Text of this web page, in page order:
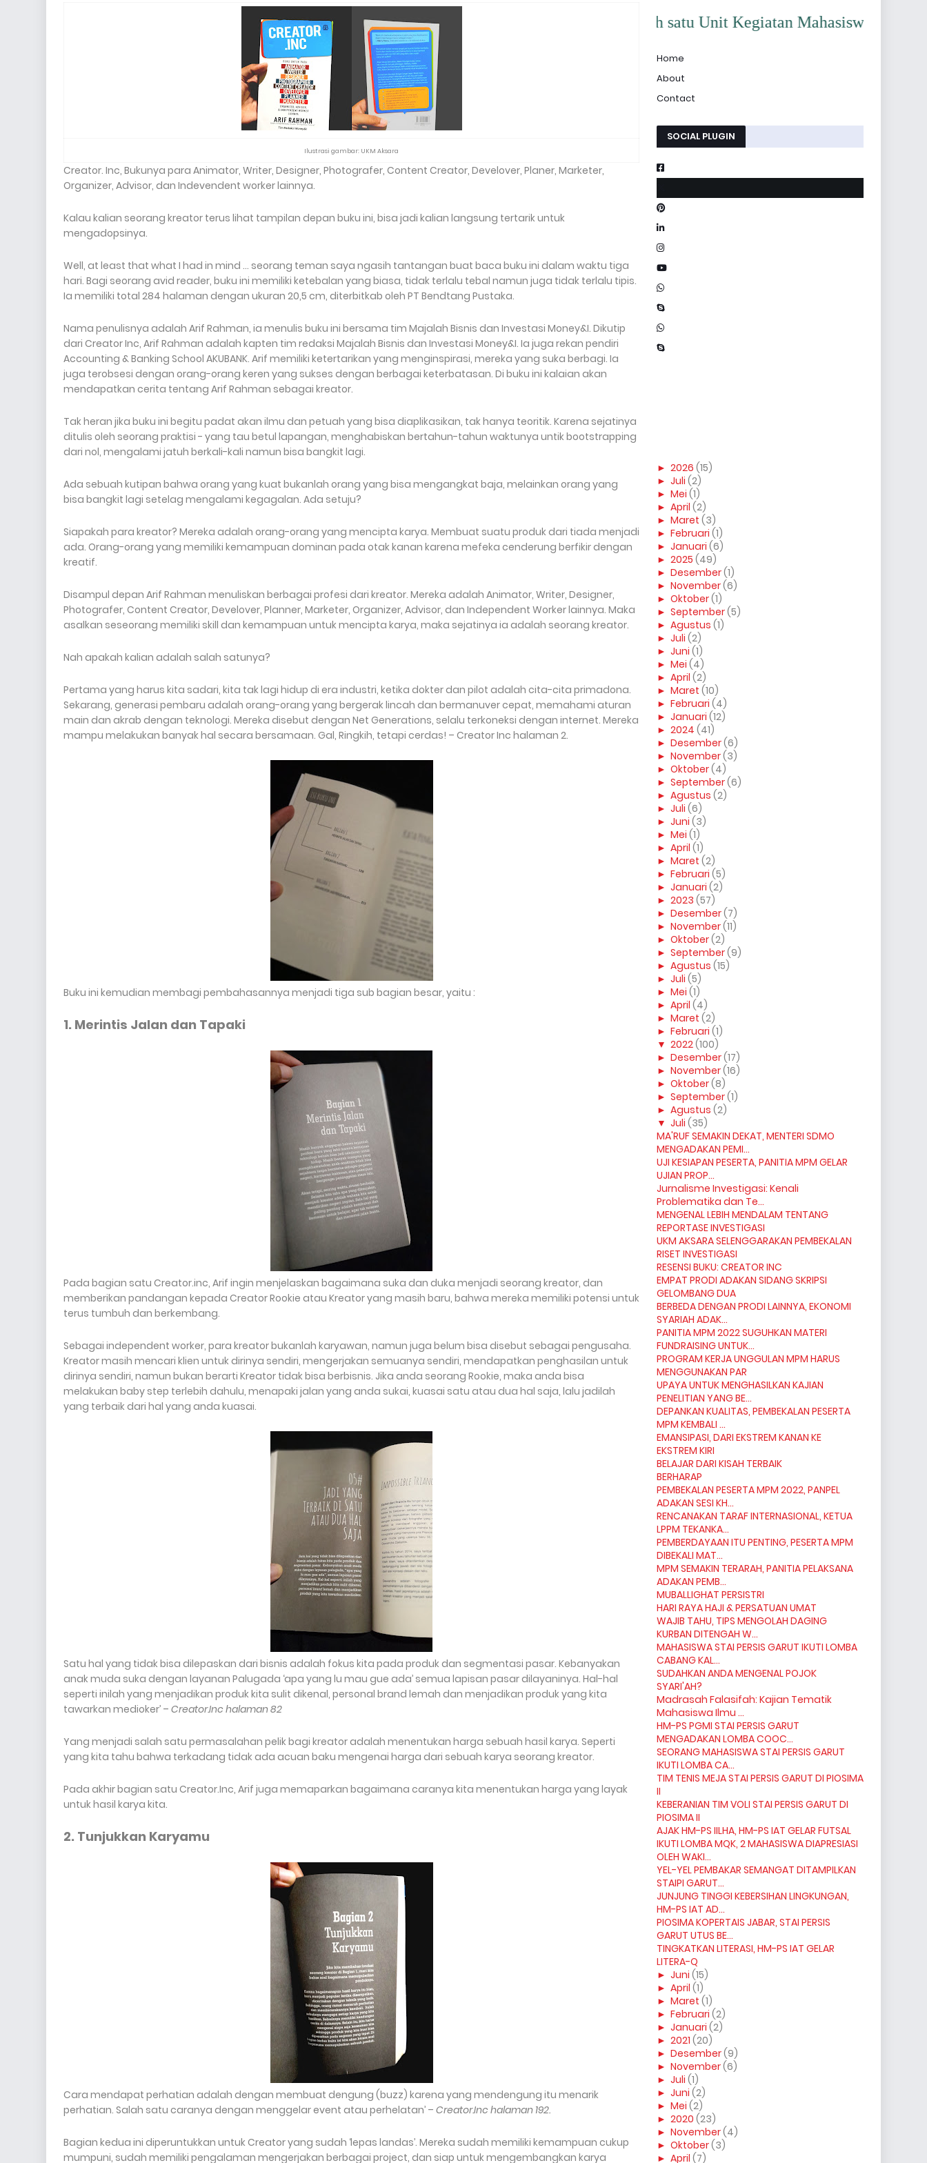
Ilustrasi gambar: UKM Aksara
Creator. Inc, Bukunya para Animator, Writer, Designer, Photografer, Content Creator, Develover, Planer, Marketer,
Organizer, Advisor, dan Indevendent worker lainnya.
Kalau kalian seorang kreator terus lihat tampilan depan buku ini, bisa jadi kalian langsung tertarik untuk
mengadopsinya.
Well, at least that what I had in mind ... seorang teman saya ngasih tantangan buat baca buku ini dalam waktu tiga
hari. Bagi seorang avid reader, buku ini memiliki ketebalan yang biasa, tidak terlalu tebal namun juga tidak terlalu tipis.
Ia memiliki total 284 halaman dengan ukuran 20,5 cm, diterbitkab oleh PT Bendtang Pustaka.
Nama penulisnya adalah Arif Rahman, ia menulis buku ini bersama tim Majalah Bisnis dan Investasi Money&I. Dikutip
dari Creator Inc, Arif Rahman adalah kapten tim redaksi Majalah Bisnis dan Investasi Money&I. Ia juga rekan pendiri
Accounting & Banking School AKUBANK. Arif memiliki ketertarikan yang menginspirasi, mereka yang suka berbagi. Ia
juga terobsesi dengan orang-orang keren yang sukses dengan berbagai keterbatasan. Di buku ini kalaian akan
mendapatkan cerita tentang Arif Rahman sebagai kreator.
Tak heran jika buku ini begitu padat akan ilmu dan petuah yang bisa diaplikasikan, tak hanya teoritik. Karena sejatinya
ditulis oleh seorang praktisi - yang tau betul lapangan, menghabiskan bertahun-tahun waktunya untik bootstrapping
dari nol, mengalami jatuh berkali-kali namun bisa bangkit lagi.
Ada sebuah kutipan bahwa orang yang kuat bukanlah orang yang bisa mengangkat baja, melainkan orang yang
bisa bangkit lagi setelag mengalami kegagalan. Ada setuju?
Siapakah para kreator? Mereka adalah orang-orang yang mencipta karya. Membuat suatu produk dari tiada menjadi
ada. Orang-orang yang memiliki kemampuan dominan pada otak kanan karena mefeka cenderung berfikir dengan
kreatif.
Disampul depan Arif Rahman menuliskan berbagai profesi dari kreator. Mereka adalah Animator, Writer, Designer,
Photografer, Content Creator, Develover, Planner, Marketer, Organizer, Advisor, dan Independent Worker lainnya. Maka
asalkan seseorang memiliki skill dan kemampuan untuk mencipta karya, maka sejatinya ia adalah seorang kreator.
Nah apakah kalian adalah salah satunya?
Pertama yang harus kita sadari, kita tak lagi hidup di era industri, ketika dokter dan pilot adalah cita-cita primadona.
Sekarang, generasi pembaru adalah orang-orang yang bergerak lincah dan bermanuver cepat, memahami aturan
main dan akrab dengan teknologi. Mereka disebut dengan Net Generations, selalu terkoneksi dengan internet. Mereka
mampu melakukan banyak hal secara bersamaan. Gal, Ringkih, tetapi cerdas! – Creator Inc halaman 2.
Buku ini kemudian membagi pembahasannya menjadi tiga sub bagian besar, yaitu :
1. Merintis Jalan dan Tapaki
Pada bagian satu Creator.inc, Arif ingin menjelaskan bagaimana suka dan duka menjadi seorang kreator, dan
memberikan pandangan kepada Creator Rookie atau Kreator yang masih baru, bahwa mereka memiliki potensi untuk
terus tumbuh dan berkembang.
Sebagai independent worker, para kreator bukanlah karyawan, namun juga belum bisa disebut sebagai pengusaha.
Kreator masih mencari klien untuk dirinya sendiri, mengerjakan semuanya sendiri, mendapatkan penghasilan untuk
dirinya sendiri, namun bukan berarti Kreator tidak bisa berbisnis. Jika anda seorang Rookie, maka anda bisa
melakukan baby step terlebih dahulu, menapaki jalan yang anda sukai, kuasai satu atau dua hal saja, lalu jadilah
yang terbaik dari hal yang anda kuasai.
Satu hal yang tidak bisa dilepaskan dari bisnis adalah fokus kita pada produk dan segmentasi pasar. Kebanyakan
anak muda suka dengan layanan Palugada ‘apa yang lu mau gue ada’ semua lapisan pasar dilayaninya. Hal-hal
seperti inilah yang menjadikan produk kita sulit dikenal, personal brand lemah dan menjadikan produk yang kita
tawarkan medioker’ – Creator.Inc halaman 82
Yang menjadi salah satu permasalahan pelik bagi kreator adalah menentukan harga sebuah hasil karya. Seperti
yang kita tahu bahwa terkadang tidak ada acuan baku mengenai harga dari sebuah karya seorang kreator.
Pada akhir bagian satu Creator.Inc, Arif juga memaparkan bagaimana caranya kita menentukan harga yang layak
untuk hasil karya kita.
2. Tunjukkan Karyamu
Cara mendapat perhatian adalah dengan membuat dengung (buzz) karena yang mendengung itu menarik
perhatian. Salah satu caranya dengan menggelar event atau perhelatan’ – Creator.Inc halaman 192.
Bagian kedua ini diperuntukkan untuk Creator yang sudah ‘lepas landas’. Mereka sudah memiliki kemampuan cukup
mumpuni, sudah memiliki pengalaman mengerjakan berbagai project, dan siap untuk mengembangkan karya
Aksara merupakan salah satu Unit Kegiatan Mahasiswa (UKM) di
Home
About
Contact
SOCIAL PLUGIN
► 2026 (15)
► Juli (2)
► Mei (1)
► April (2)
► Maret (3)
► Februari (1)
► Januari (6)
► 2025 (49)
► Desember(1)
► November(6)
► Oktober(1)
► September(5)
► Agustus (1)
► Juli (2)
► Juni (1)
► Mei (4)
► April (2)
► Maret (10)
► Februari (4)
► Januari (12)
► 2024 (41)
► Desember(6)
► November(3)
► Oktober(4)
► September(6)
► Agustus (2)
► Juli (6)
► Juni (3)
► Mei (1)
► April (1)
► Maret (2)
► Februari (5)
► Januari (2)
► 2023 (57)
► Desember(7)
► November(11)
► Oktober(2)
► September(9)
► Agustus (15)
► Juli (5)
► Mei (1)
► April (4)
► Maret (2)
► Februari (1)
▼ 2022(100)
► Desember(17)
► November(16)
► Oktober(8)
► September(1)
► Agustus (2)
▼ Juli (35)
MA'RUF SEMAKIN DEKAT, MENTERI SDMO
MENGADAKAN PEMI...
UJI KESIAPAN PESERTA, PANITIA MPM GELAR
UJIAN PROP...
Jurnalisme Investigasi: Kenali
Problematika dan Te...
MENGENAL LEBIH MENDALAM TENTANG
REPORTASE INVESTIGASI
UKM AKSARA SELENGGARAKAN PEMBEKALAN
RISET INVESTIGASI
RESENSI BUKU: CREATOR INC
EMPAT PRODI ADAKAN SIDANG SKRIPSI
GELOMBANG DUA
BERBEDA DENGAN PRODI LAINNYA, EKONOMI
SYARIAH ADAK...
PANITIA MPM 2022 SUGUHKAN MATERI
FUNDRAISING UNTUK...
PROGRAM KERJA UNGGULAN MPM HARUS
MENGGUNAKAN PAR
UPAYA UNTUK MENGHASILKAN KAJIAN
PENELITIAN YANG BE...
DEPANKAN KUALITAS, PEMBEKALAN PESERTA
MPM KEMBALI ...
EMANSIPASI, DARI EKSTREM KANAN KE
EKSTREM KIRI
BELAJAR DARI KISAH TERBAIK
BERHARAP
PEMBEKALAN PESERTA MPM 2022, PANPEL
ADAKAN SESI KH...
RENCANAKAN TARAF INTERNASIONAL, KETUA
LPPM TEKANKA...
PEMBERDAYAAN ITU PENTING, PESERTA MPM
DIBEKALI MAT...
MPM SEMAKIN TERARAH, PANITIA PELAKSANA
ADAKAN PEMB...
MUBALLIGHAT PERSISTRI
HARI RAYA HAJI & PERSATUAN UMAT
WAJIB TAHU, TIPS MENGOLAH DAGING
KURBAN DITENGAH W...
MAHASISWA STAI PERSIS GARUT IKUTI LOMBA
CABANG KAL...
SUDAHKAN ANDA MENGENAL POJOK
SYARI'AH?
Madrasah Falasifah: Kajian Tematik
Mahasiswa Ilmu ...
HM-PS PGMI STAI PERSIS GARUT
MENGADAKAN LOMBA COOC...
SEORANG MAHASISWA STAI PERSIS GARUT
IKUTI LOMBA CA...
TIM TENIS MEJA STAI PERSIS GARUT DI PIOSIMA
II
KEBERANIAN TIM VOLI STAI PERSIS GARUT DI
PIOSIMA II
AJAK HM-PS IILHA, HM-PS IAT GELAR FUTSAL
IKUTI LOMBA MQK, 2 MAHASISWA DIAPRESIASI
OLEH WAKI...
YEL-YEL PEMBAKAR SEMANGAT DITAMPILKAN
STAIPI GARUT...
JUNJUNG TINGGI KEBERSIHAN LINGKUNGAN,
HM-PS IAT AD...
PIOSIMA KOPERTAIS JABAR, STAI PERSIS
GARUT UTUS BE...
TINGKATKAN LITERASI, HM-PS IAT GELAR
LITERA-Q
► Juni (15)
► April (1)
► Maret (1)
► Februari (2)
► Januari (2)
► 2021 (20)
► Desember(9)
► November(6)
► Juli (1)
► Juni (2)
► Mei (2)
► 2020 (23)
► November(4)
► Oktober(3)
► April (7)